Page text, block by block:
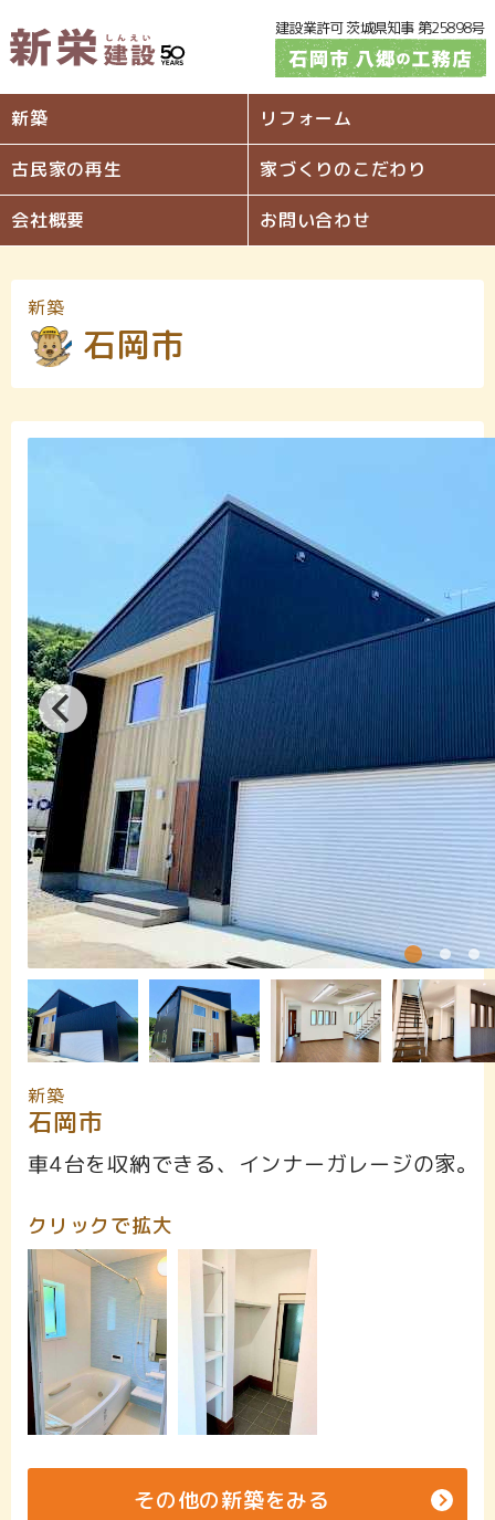
建設業許可 茨城県知事 第25898号
新築 リフォーム
古民家の再生 家づくりのこだわり
会社概要 お問い合わせ
新築
石岡市
新築
石岡市
車4台を収納できる、インナーガレージの家。
クリックで拡大
その他の新築をみる